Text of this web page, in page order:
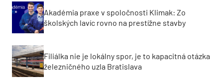
Akadémia praxe v spoločnosti Klimak: Zo
školských lavíc rovno na prestížne stavby
Filiálka nie je lokálny spor, je to kapacitná otázka
železničného uzla Bratislava